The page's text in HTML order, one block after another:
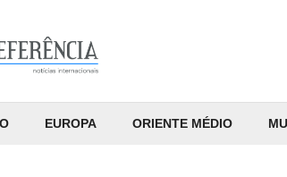
EUROPA ORIENTE MÉDIO